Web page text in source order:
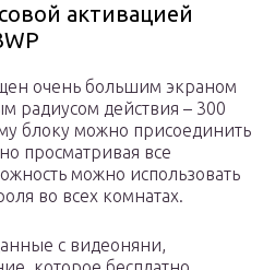
активацией
очень большим экраном
радиусом действия – 300
блоку можно присоединить
просматривая все
можно использовать
во всех комнатах.
с видеоняни,